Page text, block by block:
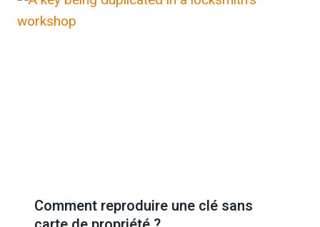
Comment reproduire une clé sans